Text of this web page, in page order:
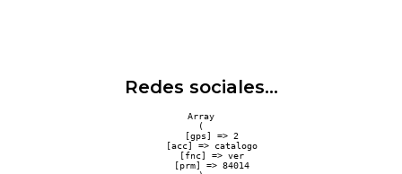
Redes sociales...
Array
(
    [gps] => 2
    [acc] => catalogo
    [fnc] => ver
    [prm] => 84014